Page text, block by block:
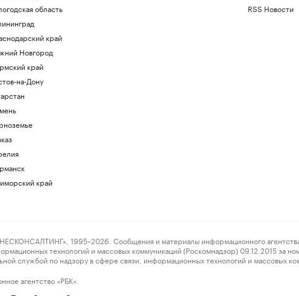
область
край
Новгород
край
на-Дону
край
RSS Новости
1995–2026. Сообщения и материалы информационного агентства
технологий и массовых коммуникаций (Роскомнадзор) 09.12.2015 за
службой по надзору в сфере связи, информационных технологий и
агентство «РБК».